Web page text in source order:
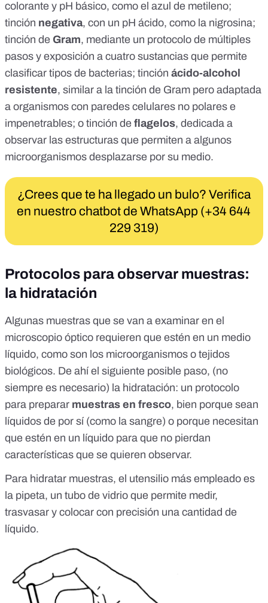
colorante y pH básico, como el azul de metileno;
tinción negativa, con un pH ácido, como la nigrosina;
tinción de Gram, mediante un protocolo de múltiples
pasos y exposición a cuatro sustancias que permite
clasificar tipos de bacterias; tinción ácido-alcohol
resistente, similar a la tinción de Gram pero adaptada
a organismos con paredes celulares no polares e
impenetrables; o tinción de flagelos, dedicada a
observar las estructuras que permiten a algunos
microorganismos desplazarse por su medio.
¿Crees que te ha llegado un bulo? Verifica
en nuestro chatbot de WhatsApp (+34 644
229 319)
Protocolos para observar muestras:
la hidratación
Algunas muestras que se van a examinar en el
microscopio óptico requieren que estén en un medio
líquido, como son los microorganismos o tejidos
biológicos. De ahí el siguiente posible paso, (no
siempre es necesario) la hidratación: un protocolo
para preparar muestras en fresco, bien porque sean
líquidos de por sí (como la sangre) o porque necesitan
que estén en un líquido para que no pierdan
características que se quieren observar.
Para hidratar muestras, el utensilio más empleado es
la pipeta, un tubo de vidrio que permite medir,
trasvasar y colocar con precisión una cantidad de
líquido.